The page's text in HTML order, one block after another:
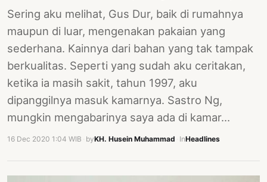
Sering aku melihat, Gus Dur, baik di rumahnya
maupun di luar, mengenakan pakaian yang
sederhana. Kainnya dari bahan yang tak tampak
berkualitas. Seperti yang sudah aku ceritakan,
ketika ia masih sakit, tahun 1997, aku
dipanggilnya masuk kamarnya. Sastro Ng,
mungkin mengabarinya saya ada di kamar…
16 Dec 2020 1:04 WIB byKH. Husein Muhammad InHeadlines